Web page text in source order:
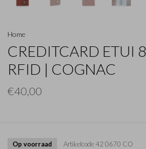
Home
CREDITCARD ETUI
RFID | COGNAC
€40,00
Op voorraad Artikelcode42 0670 CO